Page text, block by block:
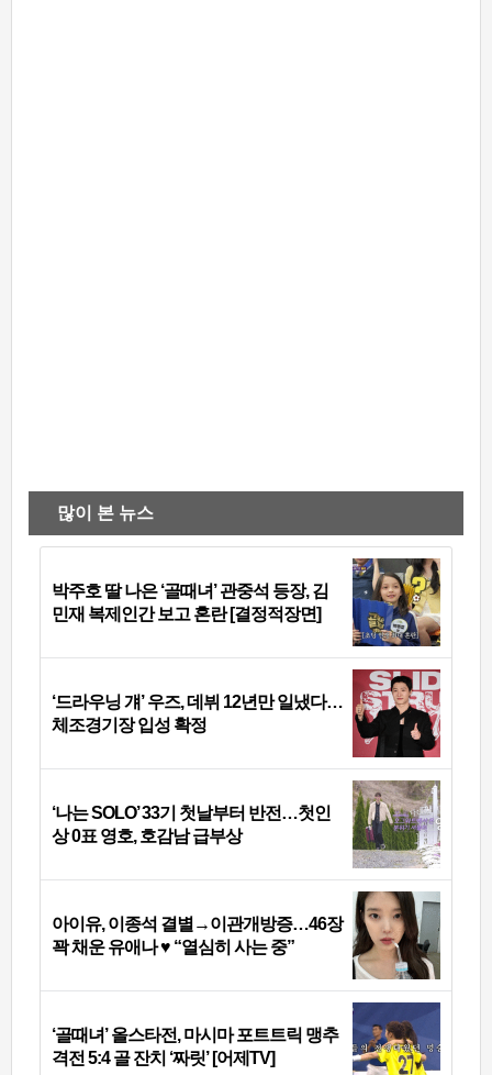
많이 본 뉴스
박주호 딸 나은 ‘골때녀’ 관중석 등장, 김
민재 복제인간 보고 혼란 [결정적장면]
‘드라우닝 걔’ 우즈, 데뷔 12년만 일냈다…
체조경기장 입성 확정
‘나는 SOLO’ 33기 첫날부터 반전…첫인
상 0표 영호, 호감남 급부상
아이유, 이종석 결별→이관개방증…46장
꽉 채운 유애나 ♥ “열심히 사는 중”
‘골때녀’ 올스타전, 마시마 포트트릭 맹추
격전 5:4 골 잔치 ‘짜릿’ [어제TV]